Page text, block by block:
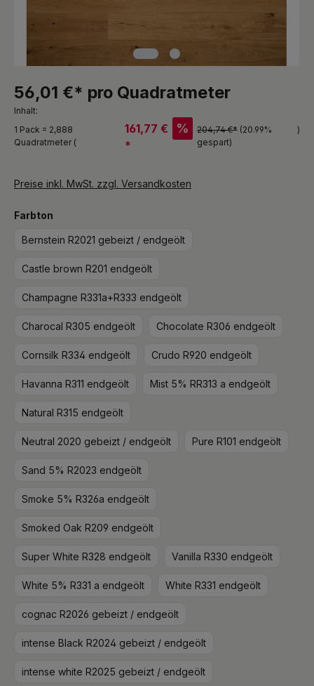
56,01 €* pro Quadratmeter
Inhalt:
1 Pack = 2,888
Quadratmeter (
161,77 €
*
% 204,74 €* (20.99%
gespart)
)
Preise inkl. MwSt. zzgl. Versandkosten
Farbton
Bernstein R2021 gebeizt / endgeölt
Castle brown R201 endgeölt
Champagne R331a+R333 endgeölt
Charocal R305 endgeölt Chocolate R306 endgeölt
Cornsilk R334 endgeölt Crudo R920 endgeölt
Havanna R311 endgeölt Mist 5% RR313 a endgeölt
Natural R315 endgeölt
Neutral 2020 gebeizt / endgeölt Pure R101 endgeölt
Sand 5% R2023 endgeölt
Smoke 5% R326a endgeölt
Smoked Oak R209 endgeölt
Super White R328 endgeölt Vanilla R330 endgeölt
White 5% R331 a endgeölt White R331 endgeölt
cognac R2026 gebeizt / endgeölt
intense Black R2024 gebeizt / endgeölt
intense white R2025 gebeizt / endgeölt